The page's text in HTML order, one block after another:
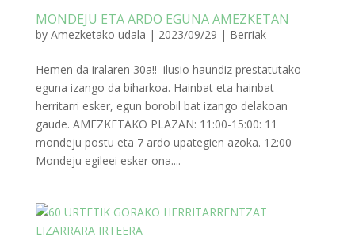
MONDEJU ETA ARDO EGUNA AMEZKETAN
by Amezketako udala | 2023/09/29 | Berriak
Hemen da iralaren 30a!! ilusio haundiz prestatutako
eguna izango da biharkoa. Hainbat eta hainbat
herritarri esker, egun borobil bat izango delakoan
gaude. AMEZKETAKO PLAZAN: 11:00-15:00: 11
mondeju postu eta 7 ardo upategien azoka. 12:00
Mondeju egileei esker ona....